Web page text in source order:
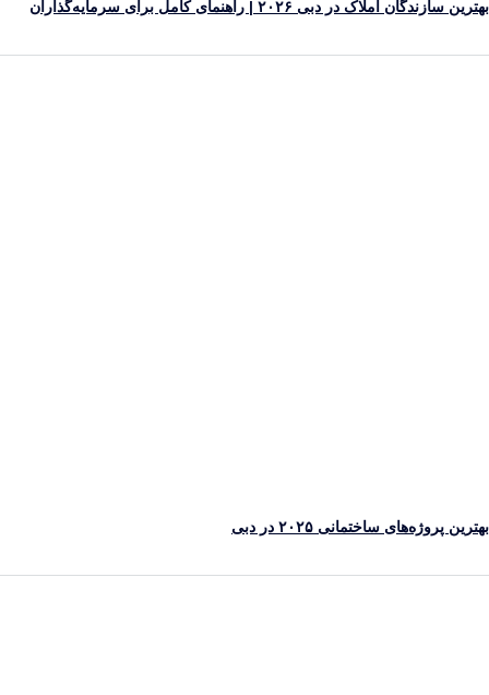
سازندگان املاک در دبی ۲۰۲۶ | راهنمای کامل برای سرمایه‌گذاران
پروژه‌های ساختمانی ۲۰۲۵ در دبی